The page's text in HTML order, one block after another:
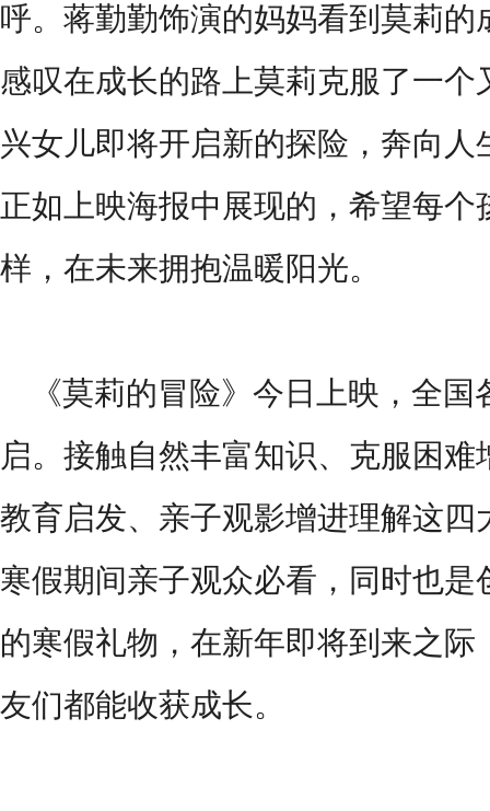
呼。蒋勤勤饰演的妈妈看到莫莉的
感叹在成长的路上莫莉克服了一个
兴女儿即将开启新的探险，奔向人
正如上映海报中展现的，希望每个
样，在未来拥抱温暖阳光。
《莫莉的冒险》今日上映，全
启。接触自然丰富知识、克服困
教育启发、亲子观影增进理解这四
寒假期间亲子观众必看，同时也是
的寒假礼物，在新年即将到来之际
友们都能收获成长。